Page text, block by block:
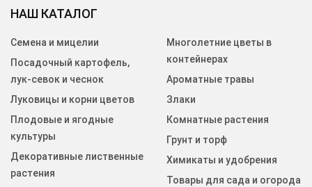
НАШ КАТАЛОГ
Семена и мицелии
Посадочный картофель,
лук-севок и чеснок
Луковицы и корни цветов
Плодовые и ягодные
культуры
Декоративные лиственные
растения
Многолетние цветы в
контейнерах
Ароматные травы
Злаки
Комнатные растения
Грунт и торф
Химикаты и удобрения
Товары для сада и огорода